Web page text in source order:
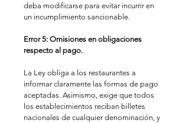
deba modificarse para evitar incurrir en
un incumplimiento sancionable.
Error 5: Omisiones en obligaciones
respecto al pago.
La Ley obliga a los restaurantes a
informar claramente las formas de pago
aceptadas. Asimismo, exige que todos
los establecimientos reciban billetes
nacionales de cualquier denominación, y